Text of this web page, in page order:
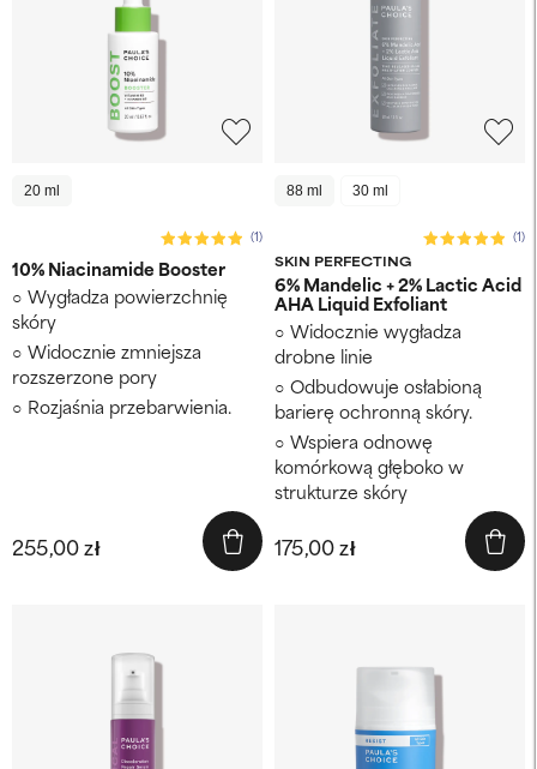
20 ml
(1)
10% Niacinamide Booster
Wygładza powierzchnię
skóry
Widocznie zmniejsza
rozszerzone pory
Rozjaśnia przebarwienia.
255,00 zł
88 ml 30 ml
SKIN PERFECTING
(1)
6% Mandelic + 2% Lactic Acid
AHA Liquid Exfoliant
Widocznie wygładza
drobne linie
Odbudowuje osłabioną
barierę ochronną skóry.
Wspiera odnowę
komórkową głęboko w
strukturze skóry
175,00 zł